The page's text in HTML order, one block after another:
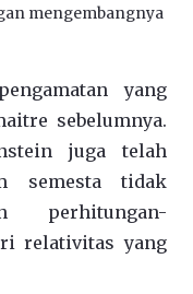
mengembangnya
yang
sebelumnya.
juga telah
semesta tidak
perhitungan-
relativitas yang